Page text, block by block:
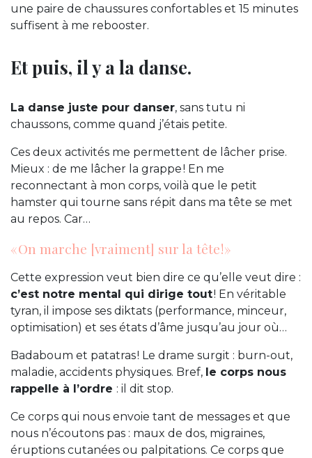
une paire de chaussures confortables et 15 minutes
suffisent à me rebooster.
Et puis, il y a la danse.
La danse juste pour danser, sans tutu ni
chaussons, comme quand j’étais petite.
Ces deux activités me permettent de lâcher prise.
Mieux : de me lâcher la grappe ! En me
reconnectant à mon corps, voilà que le petit
hamster qui tourne sans répit dans ma tête se met
au repos. Car…
« On marche [vraiment] sur la tête ! »
Cette expression veut bien dire ce qu’elle veut dire :
c’est notre mental qui dirige tout! En véritable
tyran, il impose ses diktats (performance, minceur,
optimisation) et ses états d’âme jusqu’au jour où…
Badaboum et patatras ! Le drame surgit : burn-out,
maladie, accidents physiques. Bref, le corps nous
rappelle à l’ordre : il dit stop.
Ce corps qui nous envoie tant de messages et que
nous n’écoutons pas : maux de dos, migraines,
éruptions cutanées ou palpitations. Ce corps que